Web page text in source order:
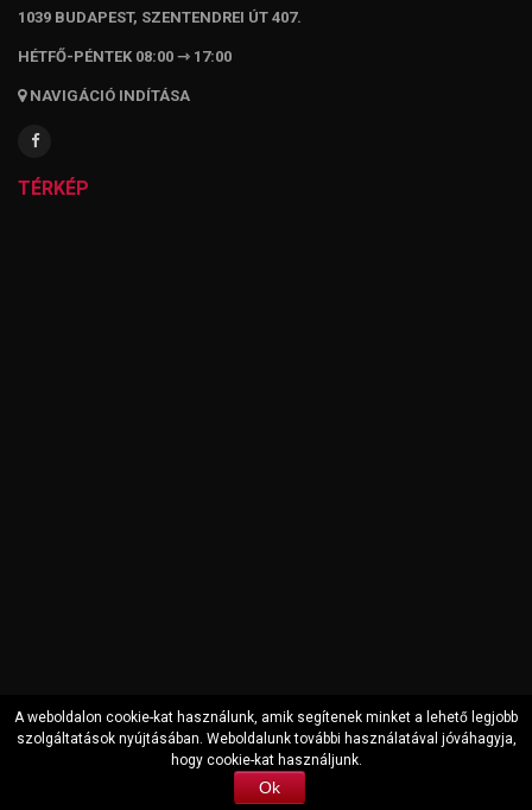
1039 BUDAPEST, SZENTENDREI ÚT 407.
HÉTFŐ-PÉNTEK 08:00 ⇾ 17:00
NAVIGÁCIÓ INDÍTÁSA
TÉRKÉP
Copyright © 2000-2022 Auto Securit Zrt. All Rights Reserved
A weboldalon cookie-kat használunk, amik segítenek minket a lehető legjobb
szolgáltatások nyújtásában. Weboldalunk további használatával jóváhagyja,
hogy cookie-kat használjunk.
Ok